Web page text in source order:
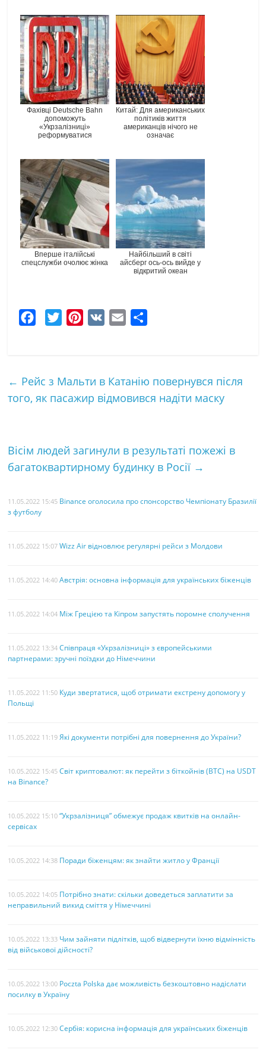
Фахівці Deutsche Bahn
допоможуть
«Укрзалізниці»
реформуватися
Китай: Для американських
політиків життя
американців нічого не
означає
Вперше італійські
спецслужби очолює жінка
Найбільший в світі
айсберг ось-ось вийде у
відкритий океан
b
o
t
e
e
r
t
l
к
а
← Рейс з Мальти в Катанію повернувся після
того, як пасажир відмовився надіти маску
Вісім людей загинули в результаті пожежі в
багатоквартирному будинку в Росії →
11.05.2022 15:45 Binance оголосила про спонсорство Чемпіонату Бразилії
з футболу
11.05.2022 15:07 Wizz Air відновлює регулярні рейси з Молдови
11.05.2022 14:40 Австрія: основна інформація для українських біженців
11.05.2022 14:04 Між Грецією та Кіпром запустять поромне сполучення
11.05.2022 13:34 Співпраця «Укрзалізниці» з європейськими
партнерами: зручні поїздки до Німеччини
11.05.2022 11:50 Куди звертатися, щоб отримати екстрену допомогу у
Польщі
11.05.2022 11:19 Які документи потрібні для повернення до України?
10.05.2022 15:45 Світ криптовалют: як перейти з біткойнів (BTC) на USDT
на Binance?
10.05.2022 15:10 “Укрзалізниця” обмежує продаж квитків на онлайн-
сервісах
10.05.2022 14:38 Поради біженцям: як знайти житло у Франції
10.05.2022 14:05 Потрібно знати: скільки доведеться заплатити за
неправильний викид сміття у Німеччині
10.05.2022 13:33 Чим зайняти підлітків, щоб відвернути їхню відмінність
від військової дійсності?
10.05.2022 13:00 Poczta Polska дає можливість безкоштовно надіслати
посилку в Україну
10.05.2022 12:30 Сербія: корисна інформація для українських біженців